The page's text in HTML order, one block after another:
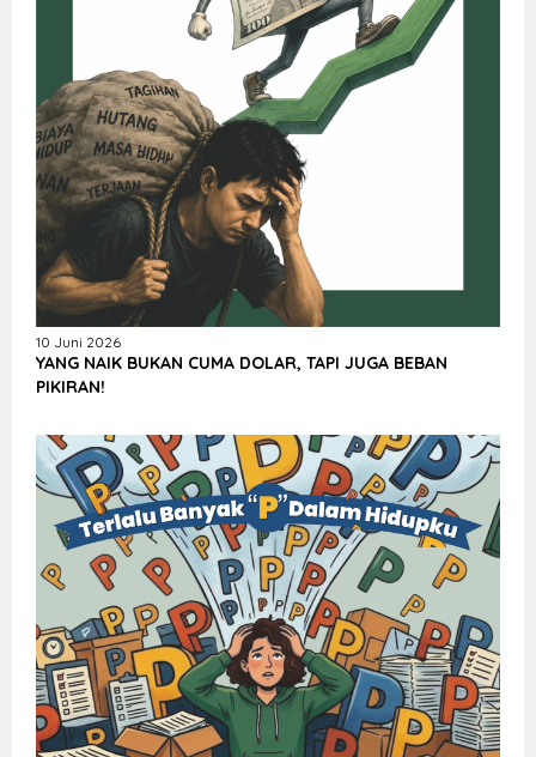
10 Juni 2026
YANG NAIK BUKAN CUMA DOLAR, TAPI JUGA BEBAN
PIKIRAN!